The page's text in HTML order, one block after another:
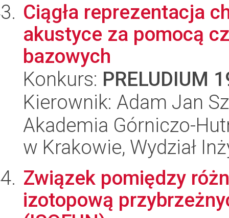
Ciągła reprezentacja
akustyce za pomocą
bazowych
Konkurs: PRELUDIUM
Kierownik: Adam Jan
Akademia Górniczo-
w Krakowie, Wydział
Związek pomiędzy
izotopową